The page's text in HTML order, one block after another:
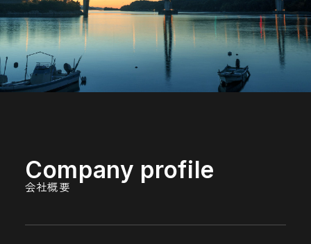
Company profile
会社概要